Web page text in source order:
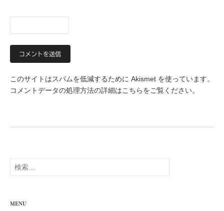
このサイトはスパムを低減するために Akismet を使っています。
コメントデータの処理方法の詳細はこちらをご覧ください。
検
索:
MENU